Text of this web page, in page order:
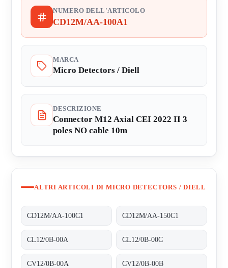
NUMERO DELL'ARTICOLO
CD12M/AA-100A1
MARCA
Micro Detectors / Diell
DESCRIZIONE
Connector M12 Axial CEI 2022 II 3
poles NO cable 10m
ALTRI ARTICOLI DI MICRO DETECTORS / DIELL
CD12M/AA-100C1 CD12M/AA-150C1
CL12/0B-00A CL12/0B-00C
CV12/0B-00A CV12/0B-00B